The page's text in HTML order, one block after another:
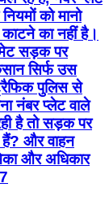
को मानो
का नहीं है।
सड़क पर
सिर्फ उस
पुलिस से
नंबर प्लेट वाले
है तो सड़क पर
हैं? और वाहन
और अधिकार